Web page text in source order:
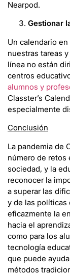
Nearpod.
Gestionar
Un calendario
nuestras tareas
línea no están
centros
alumnos y
Classter’s
especialmente
Conclusión
La pandemia de
número de retos
sociedad, y la
reconocer la
a superar las
y de las políticas
eficazmente la
hacia el
como para los
tecnología
que puede
métodos